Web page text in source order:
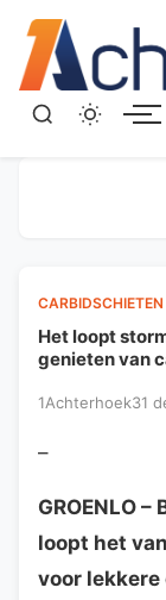
CARBIDSCHIETEN
Het loopt
genieten van
1Achterhoek31
–
GROENLO –
loopt het
voor